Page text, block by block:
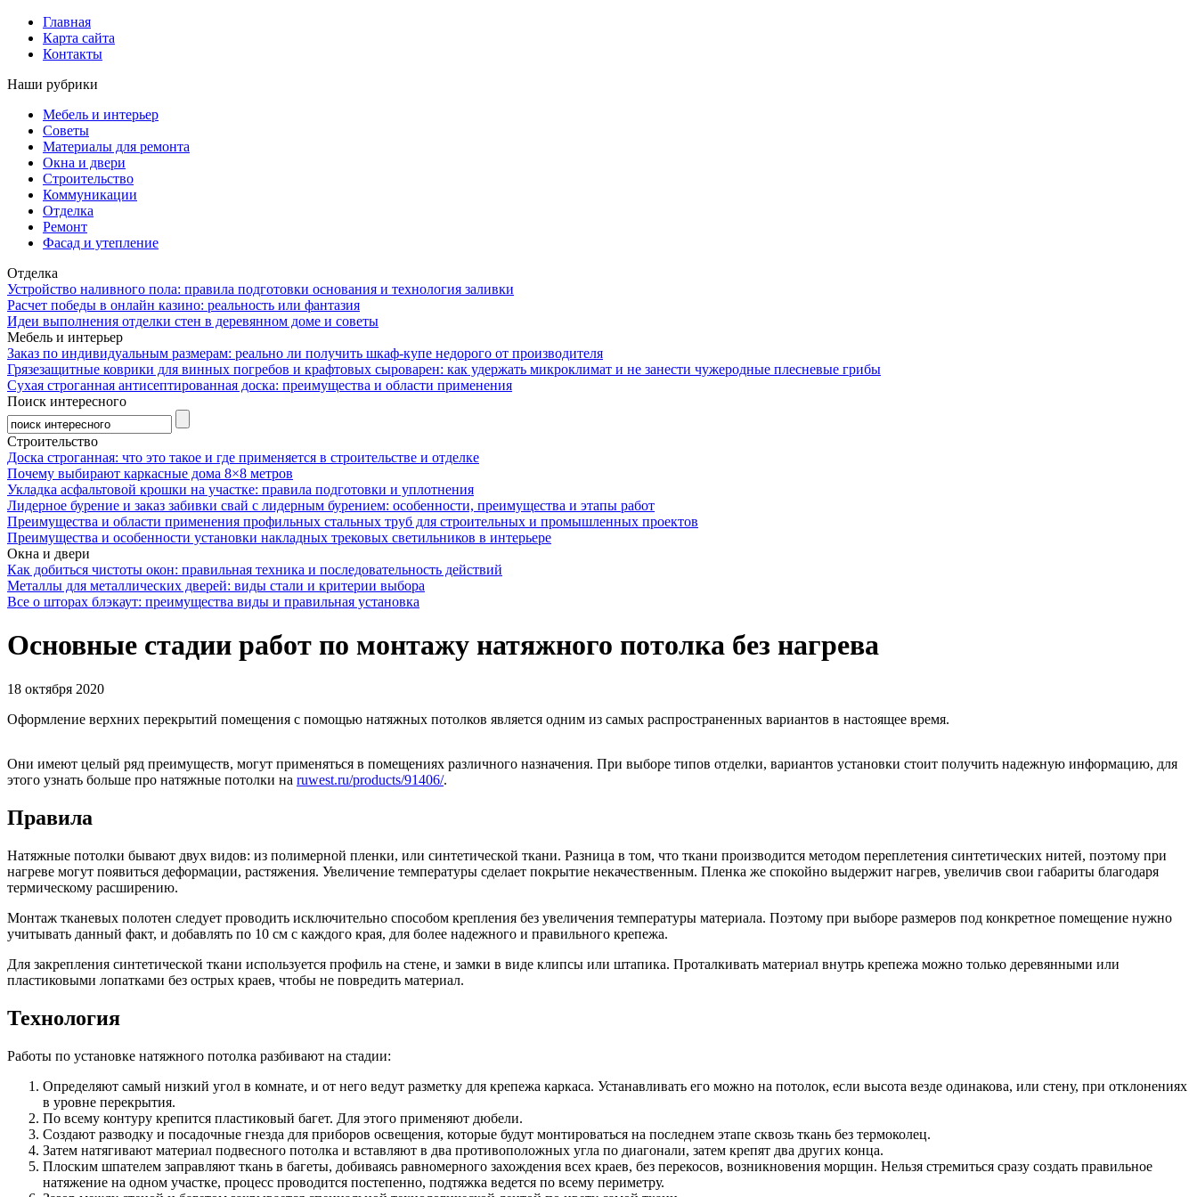
Главная
Карта сайта
Контакты
Наши рубрики
Мебель и интерьер
Советы
Материалы для ремонта
Окна и двери
Строительство
Коммуникации
Отделка
Ремонт
Фасад и утепление
Отделка
Устройство наливного пола: правила подготовки основания и технология заливки
Расчет победы в онлайн казино: реальность или фантазия
Идеи выполнения отделки стен в деревянном доме и советы
Мебель и интерьер
Заказ по индивидуальным размерам: реально ли получить шкаф-купе недорого от производителя
Грязезащитные коврики для винных погребов и крафтовых сыроварен: как удержать микроклимат и не занести чужеродные плесневые грибы
Сухая строганная антисептированная доска: преимущества и области применения
Поиск интересного
Строительство
Доска строганная: что это такое и где применяется в строительстве и отделке
Почему выбирают каркасные дома 8×8 метров
Укладка асфальтовой крошки на участке: правила подготовки и уплотнения
Лидерное бурение и заказ забивки свай с лидерным бурением: особенности, преимущества и этапы работ
Преимущества и области применения профильных стальных труб для строительных и промышленных проектов
Преимущества и особенности установки накладных трековых светильников в интерьере
Окна и двери
Как добиться чистоты окон: правильная техника и последовательность действий
Металлы для металлических дверей: виды стали и критерии выбора
Все о шторах блэкаут: преимущества виды и правильная установка
Основные стадии работ по монтажу натяжного потолка без нагрева
18 октября 2020
Оформление верхних перекрытий помещения с помощью натяжных потолков является одним из самых распространенных вариантов в настоящее время.
Они имеют целый ряд преимуществ, могут применяться в помещениях различного назначения. При выборе типов отделки, вариантов установки стоит получить надежную информацию, для
этого узнать больше про натяжные потолки на ruwest.ru/products/91406/.
Правила
Натяжные потолки бывают двух видов: из полимерной пленки, или синтетической ткани. Разница в том, что ткани производится методом переплетения синтетических нитей, поэтому при
нагреве могут появиться деформации, растяжения. Увеличение температуры сделает покрытие некачественным. Пленка же спокойно выдержит нагрев, увеличив свои габариты благодаря
термическому расширению.
Монтаж тканевых полотен следует проводить исключительно способом крепления без увеличения температуры материала. Поэтому при выборе размеров под конкретное помещение нужно
учитывать данный факт, и добавлять по 10 см с каждого края, для более надежного и правильного крепежа.
Для закрепления синтетической ткани используется профиль на стене, и замки в виде клипсы или штапика. Проталкивать материал внутрь крепежа можно только деревянными или
пластиковыми лопатками без острых краев, чтобы не повредить материал.
Технология
Работы по установке натяжного потолка разбивают на стадии:
Определяют самый низкий угол в комнате, и от него ведут разметку для крепежа каркаса. Устанавливать его можно на потолок, если высота везде одинакова, или стену, при отклонениях
в уровне перекрытия.
По всему контуру крепится пластиковый багет. Для этого применяют дюбели.
Создают разводку и посадочные гнезда для приборов освещения, которые будут монтироваться на последнем этапе сквозь ткань без термоколец.
Затем натягивают материал подвесного потолка и вставляют в два противоположных угла по диагонали, затем крепят два других конца.
Плоским шпателем заправляют ткань в багеты, добиваясь равномерного захождения всех краев, без перекосов, возникновения морщин. Нельзя стремиться сразу создать правильное
натяжение на одном участке, процесс проводится постепенно, подтяжка ведется по всему периметру.